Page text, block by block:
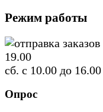
Режим работы
отправка
19.00
сб. с 10.00 до 16.00
Опрос